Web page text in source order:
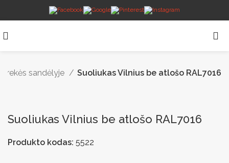
Prekės sandėlyje Suoliukas Vilnius be atlošo RAL7016
Suoliukas Vilnius be atlošo RAL7016
Produkto kodas: 5522